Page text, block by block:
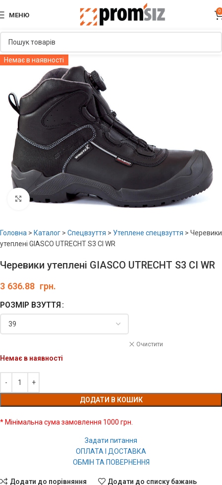
МЕНЮ
0
Немає в наявності
Увеличить
Головна > Каталог > Спецвзуття > Утеплене спецвзуття > Черевики
утеплені GIASCO UTRECHT S3 CI WR
Черевики утеплені GIASCO UTRECHT S3 CI WR
3 636.88 грн.
РОЗМІР ВЗУТТЯ
Очистити
Немає в наявності
ДОДАТИ В КОШИК
* Мінімальна сума замовлення 1000 грн.
Задати питання
ОПЛАТА І ДОСТАВКА
ОБМІН ТА ПОВЕРНЕННЯ
Додати до порівняння Додати до списку бажань